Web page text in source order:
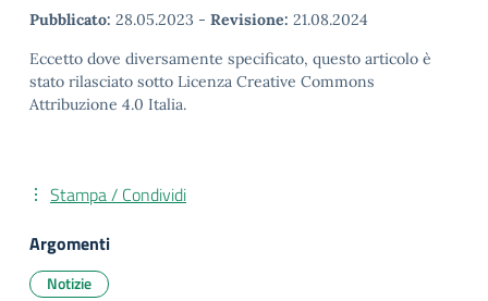
Pubblicato: 28.05.2023 - Revisione: 21.08.2024
Eccetto dove diversamente specificato, questo articolo è
stato rilasciato sotto Licenza Creative Commons
Attribuzione 4.0 Italia.
Stampa / Condividi
Argomenti
Notizie